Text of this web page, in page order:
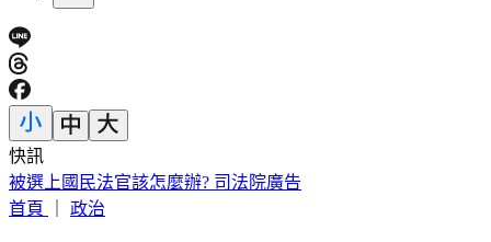
快訊
3歲童打翻雞湯燙傷母氣炸！德朗火鍋負責人挨告 結局逆轉
首頁
政治